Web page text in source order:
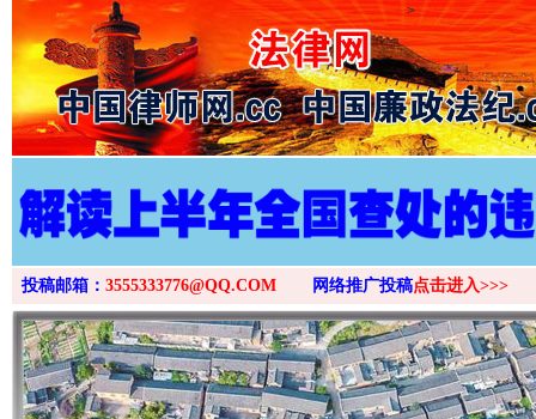
>
投稿邮箱： 3555333776@QQ.COM 网络推广投稿点击进入>>>